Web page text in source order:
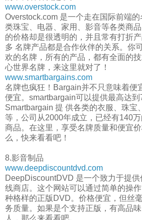
www.overstock.com
Overstock.com 是一个走在国际前端
类珠宝、电器、家用、影音等各类商
的价格却是很透明的，并且常有打折
多 名牌产品都是合作伙伴的关系。你
欢的名牌，所有的产品，都有全面的
心世界名牌，来这里就对了！
www.smartbargains.com
名牌也疯狂！Bargain并不只意味着便
便宜。smartbargain可以提供最高达到
Smartbargain 提 供各类的衣服、珠宝
等，公司从2000年成立，已经有140
商品。在这里，享受名牌质量和便宜
么，快来看看吧！
8.影音制品
www.deepdiscountdvd.com
DeepDiscountDVD 是一个致力于提
线商店。这个网站可以通过简单的操
种格样的正版DVD。价格便宜，但丝
务质量。如果是个支持正版，有高品
人，那么来看看吧。